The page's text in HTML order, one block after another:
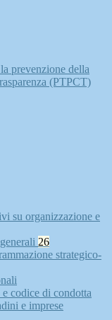
prevenzione della
(PTPCT)
su organizzazione e
26
strategico-
codice di condotta
e imprese